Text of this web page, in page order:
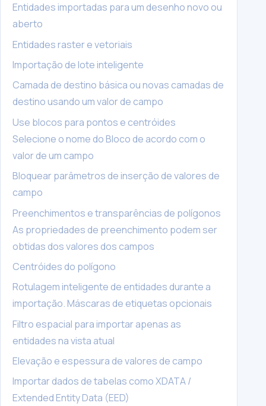
Entidades importadas para um desenho novo ou
aberto
Entidades raster e vetoriais
Importação de lote inteligente
Camada de destino básica ou novas camadas de
destino usando um valor de campo
Use blocos para pontos e centróides
Selecione o nome do Bloco de acordo com o
valor de um campo
Bloquear parâmetros de inserção de valores de
campo
Preenchimentos e transparências de polígonos
As propriedades de preenchimento podem ser
obtidas dos valores dos campos
Centróides do polígono
Rotulagem inteligente de entidades durante a
importação. Máscaras de etiquetas opcionais
Filtro espacial para importar apenas as
entidades na vista atual
Elevação e espessura de valores de campo
Importar dados de tabelas como XDATA /
Extended Entity Data (EED)